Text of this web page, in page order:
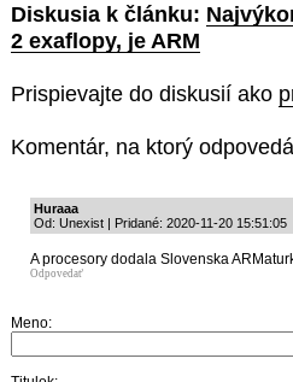
Diskusia k článku:
2 exaflopy, je ARM
Prispievajte do diskusií ako
Komentár, na ktorý
Huraaa
Od: Unexist | Pridané: 2020-11-20 15:51:05
A procesory dodala Slovenska
Odpovedať
Meno: